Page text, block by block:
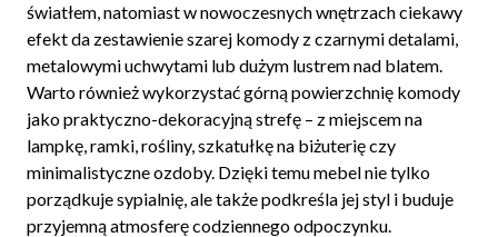
światłem, natomiast w nowoczesnych wnętrzach ciekawy
efekt da zestawienie szarej komody z czarnymi detalami,
metalowymi uchwytami lub dużym lustrem nad blatem.
Warto również wykorzystać górną powierzchnię komody
jako praktyczno-dekoracyjną strefę – z miejscem na
lampkę, ramki, rośliny, szkatułkę na biżuterię czy
minimalistyczne ozdoby. Dzięki temu mebel nie tylko
porządkuje sypialnię, ale także podkreśla jej styl i buduje
przyjemną atmosferę codziennego odpoczynku.